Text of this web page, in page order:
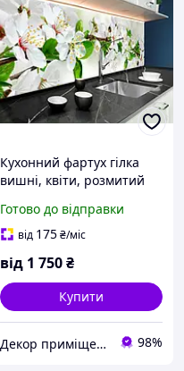
Кухонний фартух гілка
вишні, квіти, розмитий
см (fl11680-5)
Готово до відправки
від 175₴/міс
від 1 750₴
Купити
Декор приміщень 98%